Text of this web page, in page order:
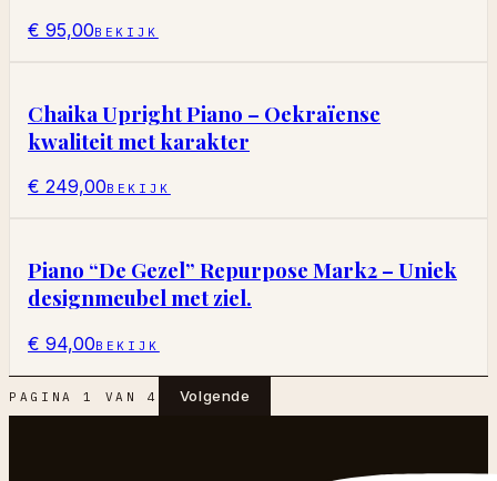
€ 95,00BEKIJK
Chaika Upright Piano – Oekraïense
kwaliteit met karakter
€ 249,00BEKIJK
Piano “De Gezel” Repurpose Mark2 – Uniek
designmeubel met ziel.
€ 94,00BEKIJK
PAGINA1 VAN4 Volgende